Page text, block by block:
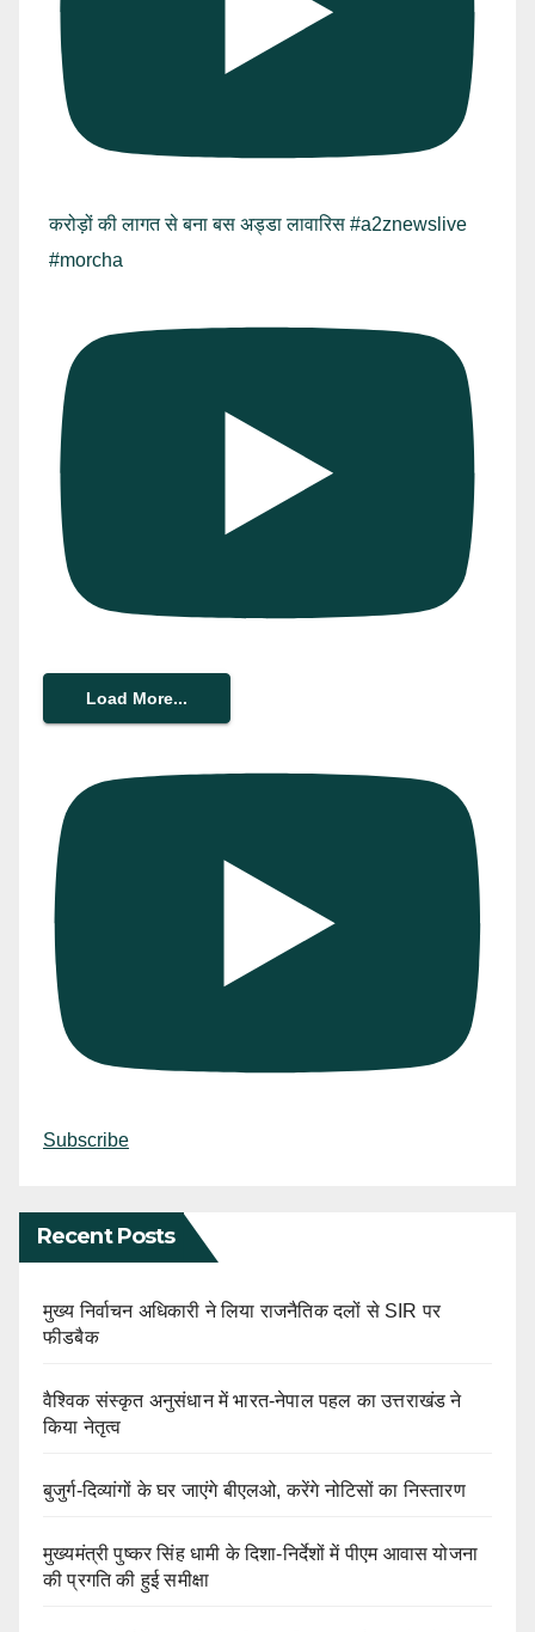
करोड़ों की लागत से बना बस अड्डा लावारिस #a2znewslive
#morcha
Load More...
Subscribe
Recent Posts
मुख्य निर्वाचन अधिकारी ने लिया राजनैतिक दलों से SIR पर
फीडबैक
वैश्विक संस्कृत अनुसंधान में भारत-नेपाल पहल का उत्तराखंड ने
किया नेतृत्व
बुजुर्ग-दिव्यांगों के घर जाएंगे बीएलओ, करेंगे नोटिसों का निस्तारण
मुख्यमंत्री पुष्कर सिंह धामी के दिशा-निर्देशों में पीएम आवास योजना
की प्रगति की हुई समीक्षा